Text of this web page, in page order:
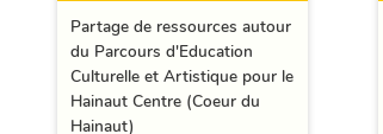
Partage de ressources autour
du Parcours d'Education
Culturelle et Artistique pour le
Hainaut Centre (Coeur du
Hainaut)